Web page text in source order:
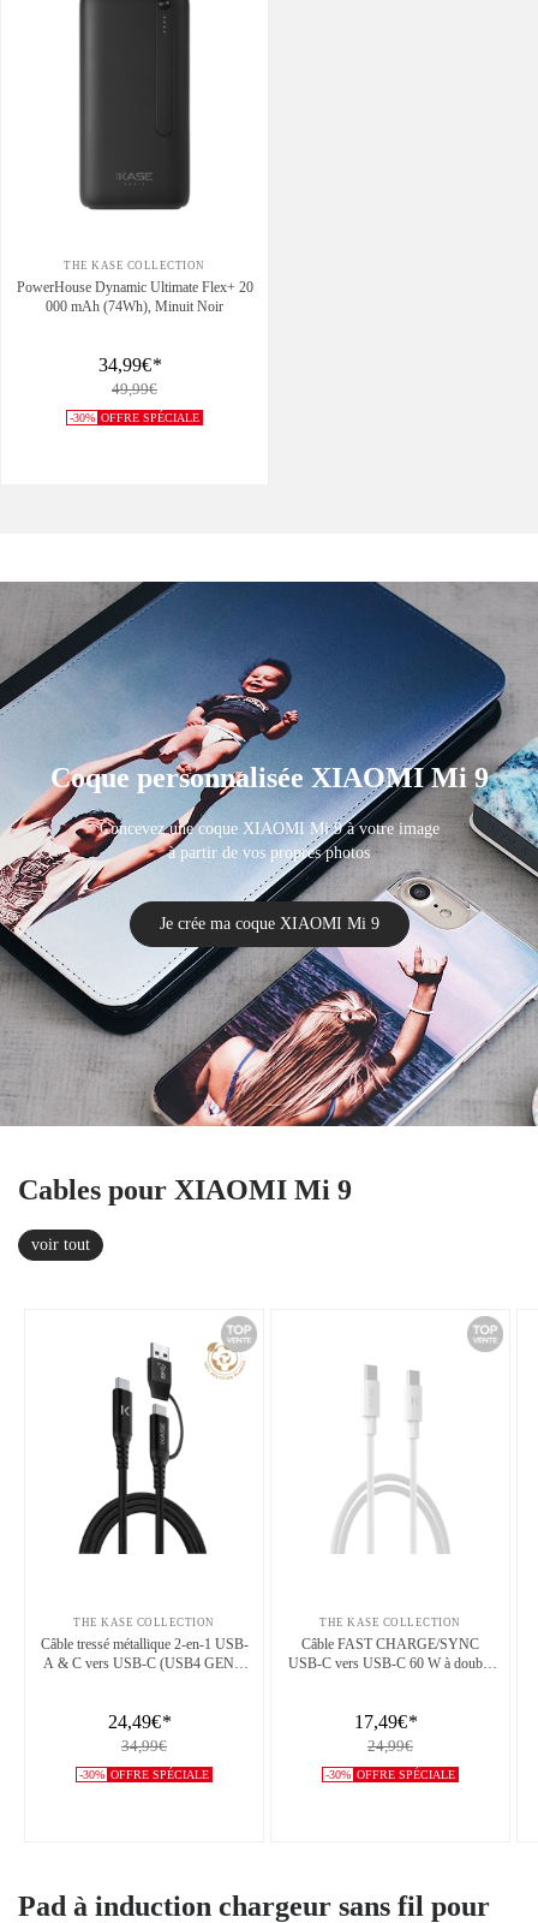
THE KASE COLLECTION
PowerHouse Dynamic Ultimate Flex+ 20
000 mAh (74Wh), Minuit Noir
34,99€*
49,99€
-30% OFFRE SPÉCIALE
Coque personnalisée XIAOMI Mi 9
Concevez une coque XIAOMI Mi 9 à votre image
à partir de vos propres photos
Je crée ma coque XIAOMI Mi 9
Cables pour XIAOMI Mi 9
voir tout
THE KASE COLLECTION
Câble tressé métallique 2-en-1 USB-
A & C vers USB-C (USB4 GEN2)
24,49€*
34,99€
-30% OFFRE SPÉCIALE
THE KASE COLLECTION
Câble FAST CHARGE/SYNC
USB-C vers USB-C 60 W à double
17,49€*
24,99€
-30% OFFRE SPÉCIALE
Pad à induction chargeur sans fil pour